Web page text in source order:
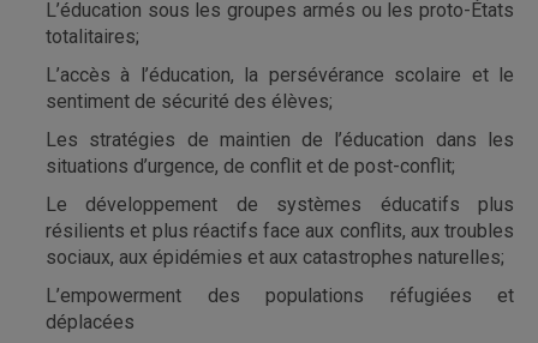
L’éducation sous les groupes armés ou les proto-États
totalitaires;
L’accès à l’éducation, la persévérance scolaire et le
sentiment de sécurité des élèves;
Les stratégies de maintien de l’éducation dans les
situations d’urgence, de conflit et de post-conflit;
Le développement de systèmes éducatifs plus
résilients et plus réactifs face aux conflits, aux troubles
sociaux, aux épidémies et aux catastrophes naturelles;
L’empowerment des populations réfugiées et
déplacées